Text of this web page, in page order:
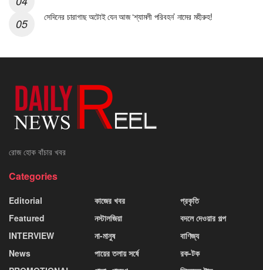
সেদিনের চারাগাছ অটোই যেন আজ ‘শ্যামলী পরিবহন’ নামের মহীরুহ!
রোজ হোক বাঁচার খবর
Categories
Editorial
Featured
INTERVIEW
News
কাজের খবর
নস্টালজিয়া
না-মানুষ
পায়ের তলায় সর্ষে
প্রকৃতি
বদলে দেওয়ার গল্প
বাণিজ্য
রক-টক